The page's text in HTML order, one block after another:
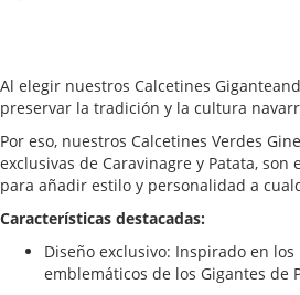
Al elegir nuestros Calcetines
preservar la tradición y la cultura
Por eso, nuestros Calcetines Verdes
exclusivas de Caravinagre y Patata,
para añadir estilo y personalidad a
Características destacadas:
Diseño exclusivo: Inspirado en
emblemáticos de los Gigantes de